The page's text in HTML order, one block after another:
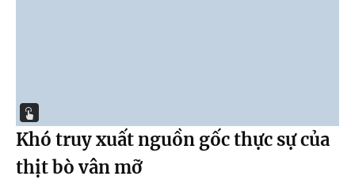
Khó truy xuất nguồn gốc thực sự của
thịt bò vân mỡ